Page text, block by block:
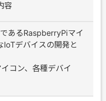
容
あるRaspberryPiマイ
IoTデバイスの開発と
コン、各種デバイ